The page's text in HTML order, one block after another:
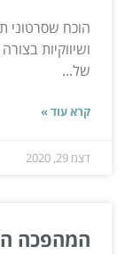
הוכח שסרטוני
ושיווקיות
של...
קרא עוד »
דצמ 29, 2020
המהפכה